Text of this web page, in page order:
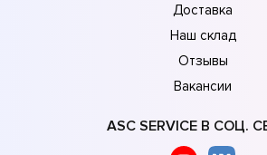
Доставка
Наш склад
Отзывы
Вакансии
ASC SERVICE В СОЦ.